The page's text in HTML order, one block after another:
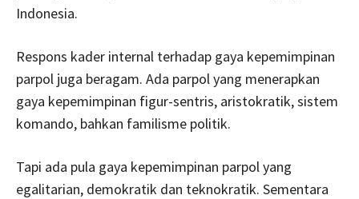
Indonesia.
Respons kader internal terhadap gaya kepemimpinan
parpol juga beragam. Ada parpol yang menerapkan
gaya kepemimpinan figur-sentris, aristokratik, sistem
komando, bahkan familisme politik.
Tapi ada pula gaya kepemimpinan parpol yang
egalitarian, demokratik dan teknokratik. Sementara